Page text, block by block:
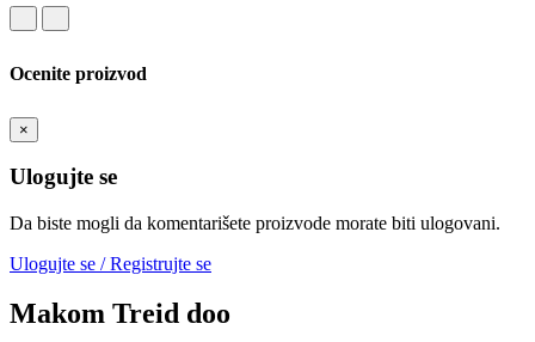
Ocenite proizvod
×
Ulogujte se
Da biste mogli da komentarišete proizvode morate biti ulogovani.
Ulogujte se / Registrujte se
Makom Treid doo